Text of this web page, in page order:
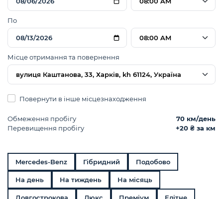
По
08:00 AM
Місце отримання та повернення
вулиця Каштанова, 33, Харків, kh 61124, Україна
Повернути в інше місцезнаходження
Обмеження пробігу
70 км/день
Перевищення пробігу
+20 ₴ за км
Mercedes-Benz Гібридний Подобово
На день На тиждень На місяць